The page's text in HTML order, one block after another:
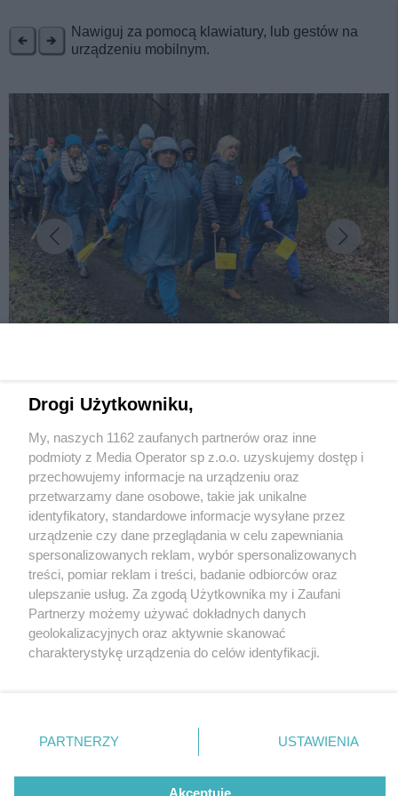
Nawiguj za pomocą klawiatury, lub gestów na
urządzeniu mobilnym.
spacer dla autyzmu za nami
1 / 6
III Niebieski Spacer dla
autyzmu
Wydawca mediów lokalnych
Nie zapomnij
zapoznać się z:
polityką prywatności regulamin korzystania z portali
Twojemiasto
Piekary Śląskie
Chorzów
Tarnowskie Góry
Gliwice
Skontakuj sięz nami
Kontakt
Wydawca
Redakcja
Drogi Użytkowniku,
My, naszych 1162 zaufanych partnerów oraz inne
podmioty z Media Operator sp z.o.o. uzyskujemy dostęp i
przechowujemy informacje na urządzeniu oraz
przetwarzamy dane osobowe, takie jak unikalne
identyfikatory, standardowe informacje wysyłane przez
urządzenie czy dane przeglądania w celu zapewniania
spersonalizowanych reklam, wybór spersonalizowanych
treści, pomiar reklam i treści, badanie odbiorców oraz
ulepszanie usług. Za zgodą Użytkownika my i Zaufani
Partnerzy możemy używać dokładnych danych
geolokalizacyjnych oraz aktywnie skanować
charakterystykę urządzenia do celów identyfikacji.
zmienić/wycofać klikając przycisk ustawień prywatności
znajdujący się w lewym dolnym rogu strony
rodzaje przetwarzania danych nie wymagają zgody
użytkownika, ale masz prawo sprzeciwić się takiemu
PARTNERZY USTAWIENIA
Akceptuję